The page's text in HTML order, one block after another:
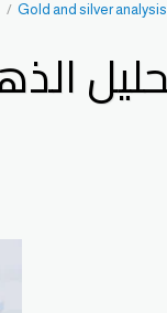
Gold and silver analysis